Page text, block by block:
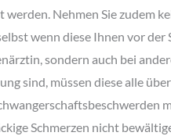
Nehmen Sie zudem
wenn diese Ihnen vor
sondern auch bei
sind, müssen diese alle
Schmerzen nicht